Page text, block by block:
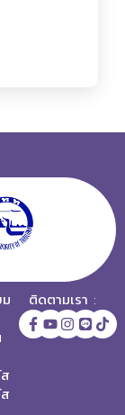
ติดตามเรา :